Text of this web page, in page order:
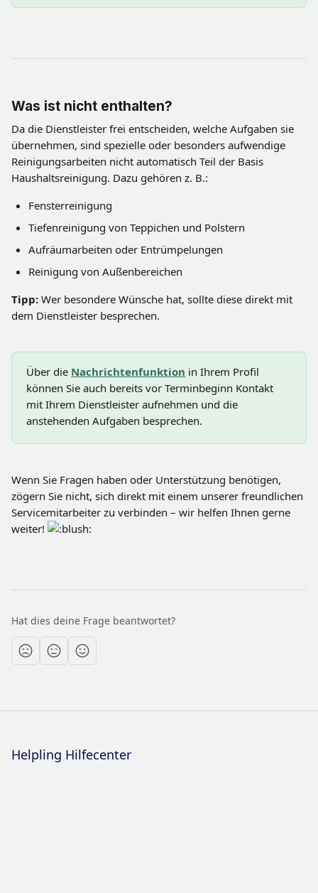
Was ist nicht enthalten?
Da die Dienstleister frei entscheiden, welche Aufgaben sie
übernehmen, sind spezielle oder besonders aufwendige
Reinigungsarbeiten nicht automatisch Teil der Basis
Haushaltsreinigung. Dazu gehören z. B.:
Fensterreinigung
Tiefenreinigung von Teppichen und Polstern
Aufräumarbeiten oder Entrümpelungen
Reinigung von Außenbereichen
Tipp: Wer besondere Wünsche hat, sollte diese direkt mit
dem Dienstleister besprechen.
Über die Nachrichtenfunktion in Ihrem Profil
können Sie auch bereits vor Terminbeginn Kontakt
mit Ihrem Dienstleister aufnehmen und die
anstehenden Aufgaben besprechen.
Wenn Sie Fragen haben oder Unterstützung benötigen,
zögern Sie nicht, sich direkt mit einem unserer freundlichen
Servicemitarbeiter zu verbinden – wir helfen Ihnen gerne
weiter!
Hat dies deine Frage beantwortet?
Helpling Hilfecenter